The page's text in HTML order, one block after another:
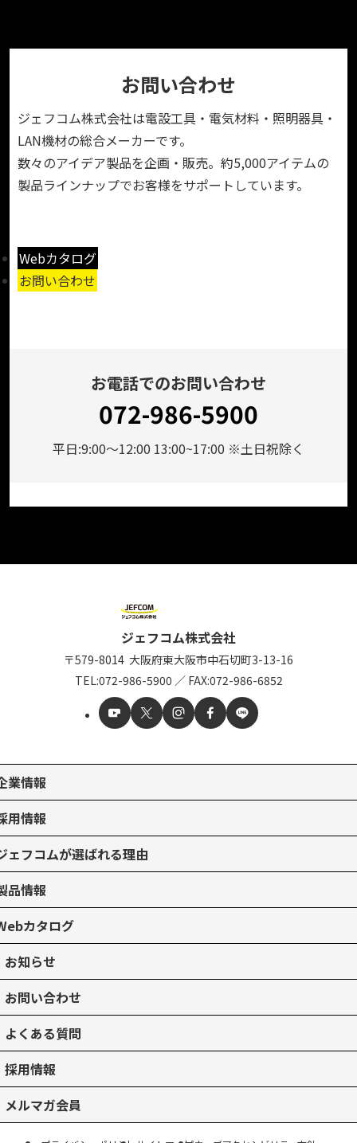
お問い合わせ
ジェフコム株式会社は電設工具・電気材料・照明器具・
LAN機材の総合メーカーです。
数々のアイデア製品を企画・販売。約5,000アイテムの
製品ラインナップでお客様をサポートしています。
Webカタログ
お問い合わせ
お電話でのお問い合わせ
072-986-5900
平日:9:00～12:00 13:00~17:00 ※土日祝除く
ジェフコム株式会社
〒579-8014 大阪府東大阪市中石切町3-13-16
TEL:072-986-5900 ／ FAX:072-986-6852
業情報
用情報
ェフコムが選ばれる理由
品情報
カタログ
お知らせ
お問い合わせ
よくある質問
採用情報
メルマガ会員